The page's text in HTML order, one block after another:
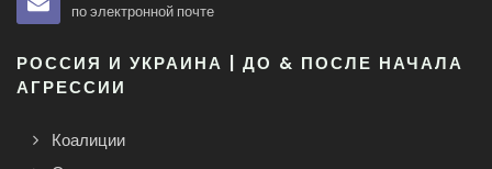
по электронной почте
РОССИЯ И УКРАИНА | ДО & ПОСЛЕ НАЧАЛА
АГРЕССИИ
Коалиции